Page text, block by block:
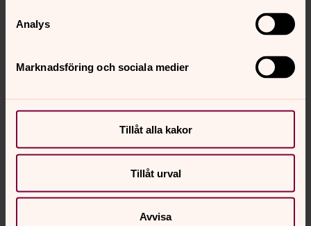
Analys
Marknadsföring och sociala medier
Tillåt alla kakor
Tillåt urval
Avvisa
Direkt: